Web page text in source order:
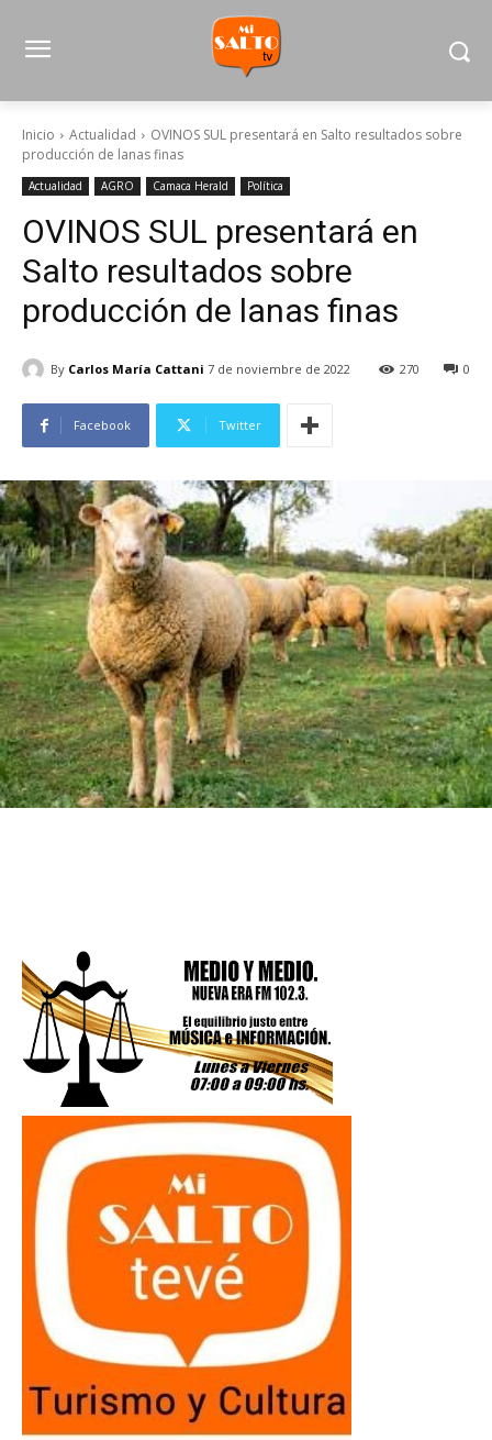
Inicio Actualidad
OVINOS SUL presentará en Salto resultados sobre
producción de lanas finas
Actualidad AGRO Camaca Herald Política
OVINOS SUL presentará en
Salto resultados sobre
producción de lanas finas
By Carlos María Cattani 7 de noviembre de 2022 0
270
Facebook Twitter